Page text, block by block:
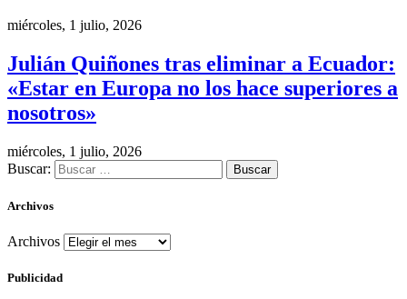
miércoles, 1 julio, 2026
Julián Quiñones tras eliminar a Ecuador:
«Estar en Europa no los hace superiores a
nosotros»
miércoles, 1 julio, 2026
Buscar:
Archivos
Archivos
Publicidad